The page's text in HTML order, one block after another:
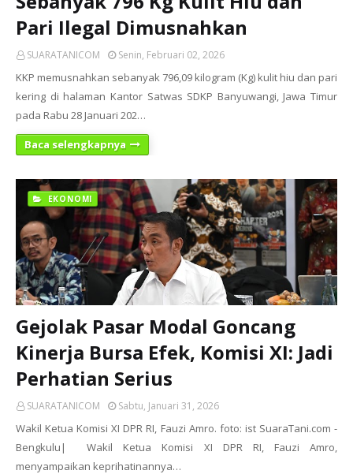
Pari Ilegal Dimusnahkan
SUARATANICOM Senin, Februari 02, 2026
KKP memusnahkan sebanyak 796,09 kilogram (Kg) kulit hiu dan pari
kering di halaman Kantor Satwas SDKP Banyuwangi, Jawa Timur
pada Rabu 28 Januari 202…
Baca selengkapnya
EKONOMI
Gejolak Pasar Modal Goncang
Kinerja Bursa Efek, Komisi XI: Jadi
Perhatian Serius
SUARATANICOM Sabtu, Januari 31, 2026
Wakil Ketua Komisi XI DPR RI, Fauzi Amro. foto: ist SuaraTani.com -
Bengkulu| Wakil Ketua Komisi XI DPR RI, Fauzi Amro,
menyampaikan keprihatinannya…